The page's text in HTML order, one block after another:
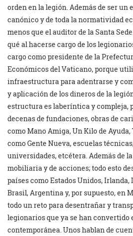
orden en la legión. Además de ser un
canónico y de toda la normatividad
menos que el auditor de la Santa
qué al hacerse cargo de los
cargo como presidente de la
Económicos del Vaticano, porque
infraestructura para adentrarse y
y aplicación de los dineros de la
estructura es laberíntica y compleja,
decenas de fundaciones, obras de
como Mano Amiga, Un Kilo de
como Gente Nueva, escuelas
universidades, etcétera. Además de
mobiliaria y de acciones; todo esto
países como Estados Unidos, Irlanda,
Brasil, Argentina y, por supuesto, en
todo un reto para desentrañar y
legionarios que ya se han convertido
contemporánea. Unos hablan de